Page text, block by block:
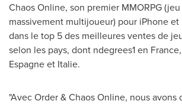
Chaos Online, son premier MMORPG
massivement multijoueur) pour iPhone et
dans le top 5 des meilleures ventes de
selon les pays, dont ndegrees1 en France
Espagne et Italie.
"Avec Order & Chaos Online, nous avons